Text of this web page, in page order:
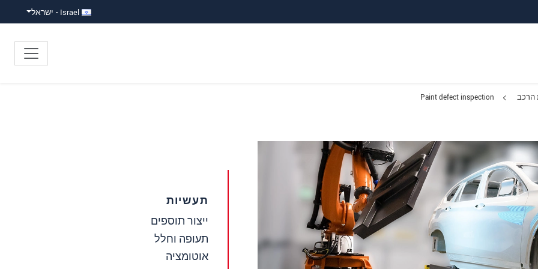
Israel - ישראל
הרכב Paint defect inspection
תעשיות
ייצור תוספים
תעופה וחלל
אוטומציה